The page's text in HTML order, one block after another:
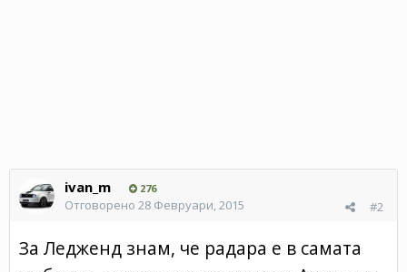
ivan_m 276
#2
Отговорено 28 Февруари, 2015
За Ледженд знам, че радара е в самата